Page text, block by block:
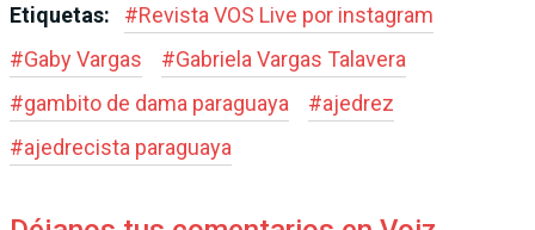
Etiquetas: #Revista VOS Live por instagram
#Gaby Vargas #Gabriela Vargas Talavera
#gambito de dama paraguaya #ajedrez
#ajedrecista paraguaya